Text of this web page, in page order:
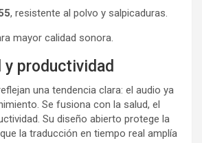
, resistente al polvo y salpicaduras.
mayor calidad sonora.
y productividad
una tendencia clara: el audio ya
Se fusiona con la salud, el
Su diseño abierto protege la
la traducción en tiempo real amplía